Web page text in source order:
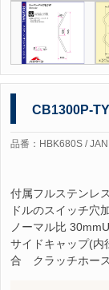
CB1300P-
品番：HBK680S /
付属フルステンレ
ドルのスイッチ穴
ノーマル比
サイドキャップ(
合 クラッチホー